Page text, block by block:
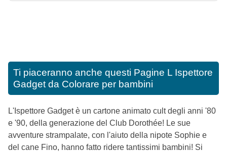
Ti piaceranno anche questi Pagine L Ispettore
Gadget da Colorare per bambini
L'Ispettore Gadget è un cartone animato cult degli anni '80
e '90, della generazione del Club Dorothée! Le sue
avventure strampalate, con l'aiuto della nipote Sophie e
del cane Fino, hanno fatto ridere tantissimi bambini! Si